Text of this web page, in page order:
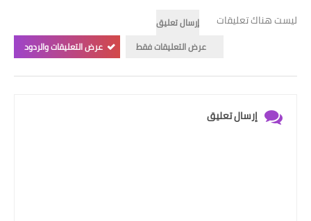
ليست هناك تعليقات
إرسال تعليق
عرض التعليقات فقط
عرض التعليقات والردود
إرسال تعليق